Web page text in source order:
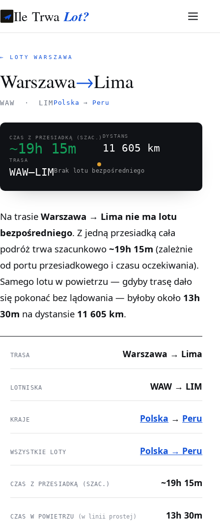
Ile TrwaLot?
← LOTY WARSZAWA
Warszawa→Lima
WAW · LIM Polska → Peru
CZAS Z PRZESIADKĄ (SZAC.)
~19h 15m
DYSTANS
11 605 km
TRASA
WAW–LIMBrak lotu bezpośredniego
Na trasie Warszawa → Lima nie ma lotu
bezpośredniego. Z jedną przesiadką cała
podróż trwa szacunkowo ~19h 15m (zależnie
od portu przesiadkowego i czasu oczekiwania).
Samego lotu w powietrzu — gdyby trasę dało
się pokonać bez lądowania — byłoby około 13h
30m na dystansie 11 605 km.
TRASA Warszawa → Lima
LOTNISKA WAW → LIM
KRAJE Polska → Peru
WSZYSTKIE LOTY Polska → Peru
CZAS Z PRZESIADKĄ (SZAC.) ~19h 15m
CZAS W POWIETRZU (w linii prostej) 13h 30m